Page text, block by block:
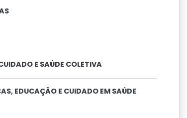
E SAÚDE COLETIVA
EDUCAÇÃO E CUIDADO EM SAÚDE